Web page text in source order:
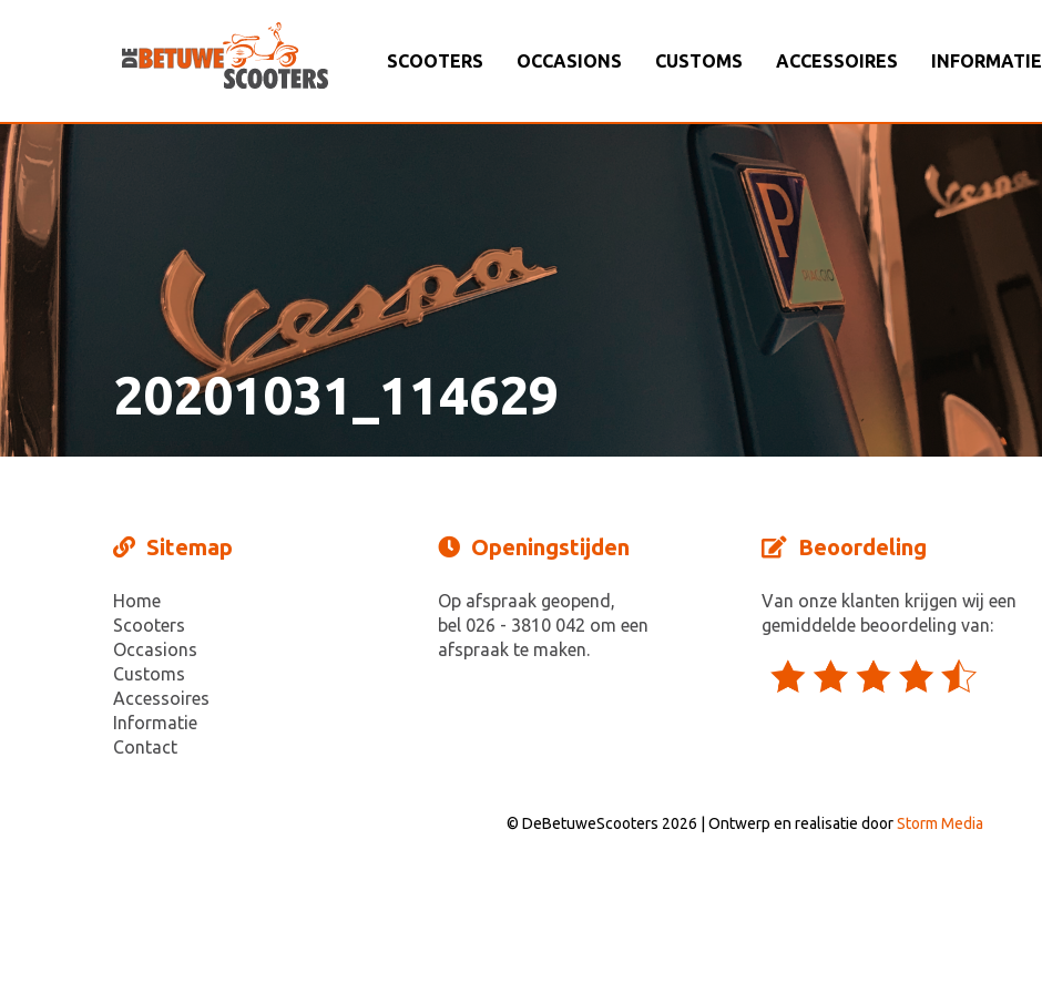
SCOOTERS OCCASIONS CUSTOMS ACCESSOIRES INFORMATIE
20201031_114629
Sitemap
Home
Scooters
Occasions
Customs
Accessoires
Informatie
Contact
Openingstijden
Op afspraak geopend,
bel 026 - 3810 042 om een
afspraak te maken.
Beoordeling
Van onze klanten krijgen wij een
gemiddelde beoordeling van:
© DeBetuweScooters 2026 | Ontwerp en realisatie doorStorm Media